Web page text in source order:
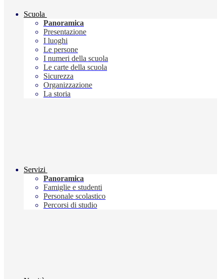
Scuola
Panoramica
Presentazione
I luoghi
Le persone
I numeri della scuola
Le carte della scuola
Sicurezza
Organizzazione
La storia
Servizi
Panoramica
Famiglie e studenti
Personale scolastico
Percorsi di studio